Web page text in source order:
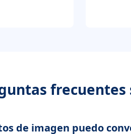
de imagen puedo